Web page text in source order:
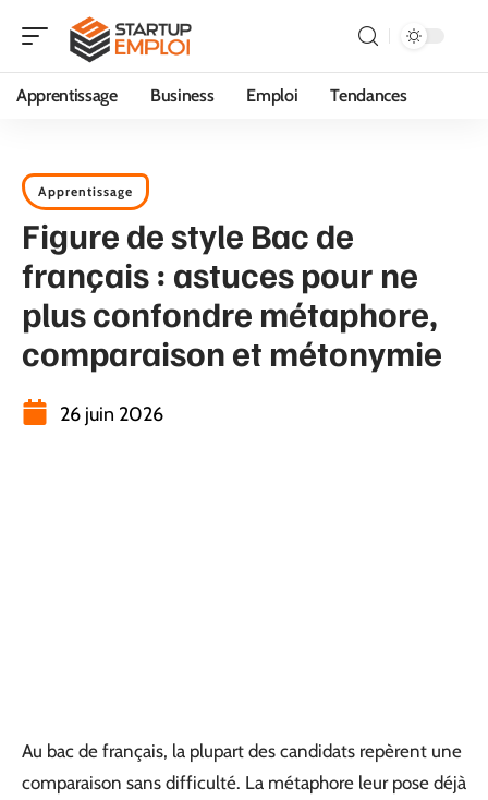
Apprentissage Business Emploi Tendances
Apprentissage
Figure de style Bac de
français : astuces pour ne
plus confondre métaphore,
comparaison et métonymie
26 juin 2026
Au bac de français, la plupart des candidats repèrent une
comparaison sans difficulté. La métaphore leur pose déjà